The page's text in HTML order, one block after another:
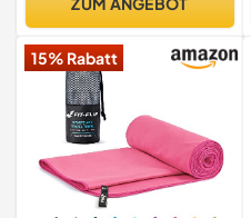
Kinder Erwachsene
Schwarz
15% Rabatt